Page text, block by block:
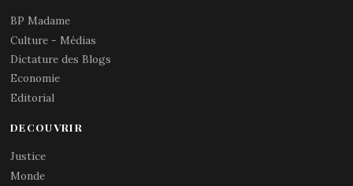
BP Madame
Culture - Médias
Dictature des Blogs
Economie
Editorial
DECOUVRIR
Justice
Monde